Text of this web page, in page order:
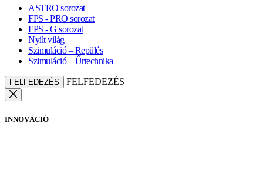
ASTRO sorozat
FPS - PRO sorozat
FPS - G sorozat
Nyílt világ
Szimuláció – Repülés
Szimuláció – Űrtechnika
FELFEDEZÉS FELFEDEZÉS
INNOVÁCIÓ